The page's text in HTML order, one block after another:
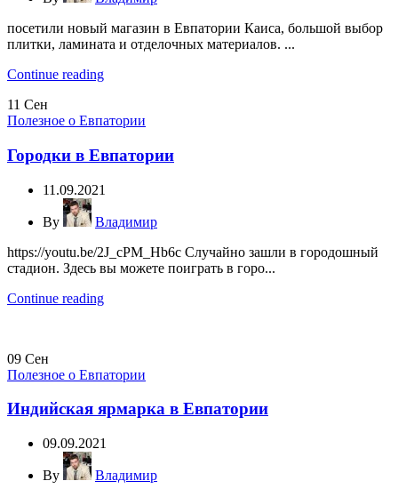
посетили новый магазин в Евпатории Каиса, большой выбор
плитки, ламината и отделочных материалов. ...
Continue reading
11 Сен
Полезное о Евпатории
Городки в Евпатории
11.09.2021
By
Владимир
https://youtu.be/2J_cPM_Hb6c Случайно зашли в городошный
стадион. Здесь вы можете поиграть в горо...
Continue reading
09 Сен
Полезное о Евпатории
Индийская ярмарка в Евпатории
09.09.2021
By
Владимир